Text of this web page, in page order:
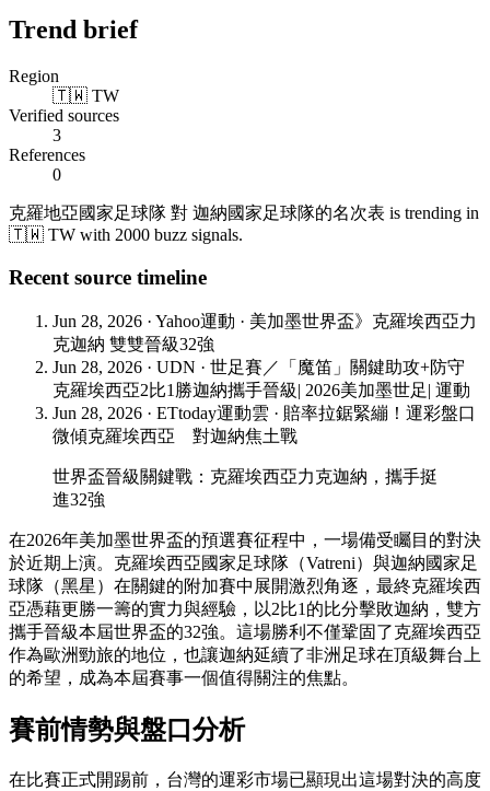
Trend brief
Region
🇹🇼 TW
Verified sources
3
References
0
克羅地亞國家足球隊 對 迦納國家足球隊的名次表 is trending in
🇹🇼 TW with 2000 buzz signals.
Recent source timeline
Jun 28, 2026 · Yahoo運動 · 美加墨世界盃》克羅埃西亞力
克迦納 雙雙晉級32強
Jun 28, 2026 · UDN · 世足賽／「魔笛」關鍵助攻+防守
克羅埃西亞2比1勝迦納攜手晉級| 2026美加墨世足| 運動
Jun 28, 2026 · ETtoday運動雲 · 賠率拉鋸緊繃！運彩盤口
微傾克羅埃西亞 對迦納焦土戰
世界盃晉級關鍵戰：克羅埃西亞力克迦納，攜手挺
進32強
在2026年美加墨世界盃的預選賽征程中，一場備受矚目的對決
於近期上演。克羅埃西亞國家足球隊（Vatreni）與迦納國家足
球隊（黑星）在關鍵的附加賽中展開激烈角逐，最終克羅埃西
亞憑藉更勝一籌的實力與經驗，以2比1的比分擊敗迦納，雙方
攜手晉級本屆世界盃的32強。這場勝利不僅鞏固了克羅埃西亞
作為歐洲勁旅的地位，也讓迦納延續了非洲足球在頂級舞台上
的希望，成為本屆賽事一個值得關注的焦點。
賽前情勢與盤口分析
在比賽正式開踢前，台灣的運彩市場已顯現出這場對決的高度